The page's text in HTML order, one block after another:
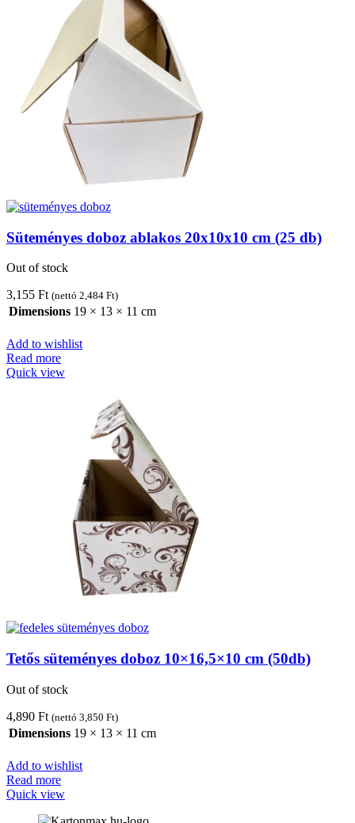
Süteményes doboz ablakos 20x10x10 cm (25 db)
Out of stock
3,155 Ft (nettó 2,484 Ft)
Dimensions 19 × 13 × 11 cm
Add to wishlist
Read more
Quick view
Tetős süteményes doboz 10×16,5×10 cm (50db)
Out of stock
4,890 Ft (nettó 3,850 Ft)
Dimensions 19 × 13 × 11 cm
Add to wishlist
Read more
Quick view